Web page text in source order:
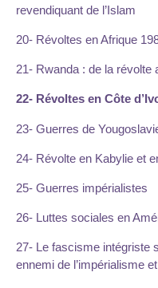
revendiquant de l’Islam
20- Révoltes en Afrique
21- Rwanda : de la révolte
22- Révoltes en Côte
23- Guerres de
24- Révolte en Kabylie et
25- Guerres impérialistes
26- Luttes sociales en
27- Le fascisme intégriste
ennemi de l’impérialisme